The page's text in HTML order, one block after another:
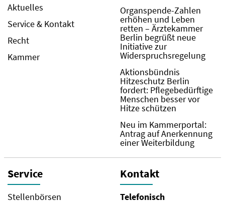
Aktuelles
Service & Kontakt
Recht
Kammer
Organspende-Zahlen
erhöhen und Leben
retten – Ärztekammer
Berlin begrüßt neue
Initiative zur
Widerspruchsregelung
Aktionsbündnis
Hitzeschutz Berlin
fordert: Pflegebedürftige
Menschen besser vor
Hitze schützen
Neu im Kammerportal:
Antrag auf Anerkennung
einer Weiterbildung
Service
Stellenbörsen
Kontakt
Telefonisch